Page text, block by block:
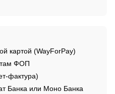
картой (WayForPay)
ФОП
фактура)
Банка или Моно Банка